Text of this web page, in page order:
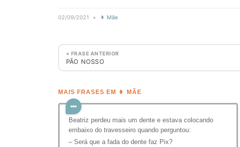
02/09/2021 • 👩 Mãe
« FRASE ANTERIOR
PÃO NOSSO
MAIS FRASES EM 👩 MÃE
Beatriz perdeu mais um dente e estava colocando
embaixo do travesseiro quando perguntou:
– Será que a fada do dente faz Pix?